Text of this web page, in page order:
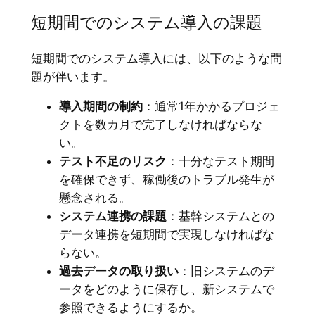
短期間でのシステム導入の課題
短期間でのシステム導入には、以下のような問
題が伴います。
導入期間の制約：通常1年かかるプロジェ
クトを数カ月で完了しなければならな
い。
テスト不足のリスク ：十分なテスト期間
を確保できず、稼働後のトラブル発生が
懸念される。
システム連携の課題 ：基幹システムとの
データ連携を短期間で実現しなければな
らない。
過去データの取り扱い：旧システムのデ
ータをどのように保存し、新システムで
参照できるようにするか。